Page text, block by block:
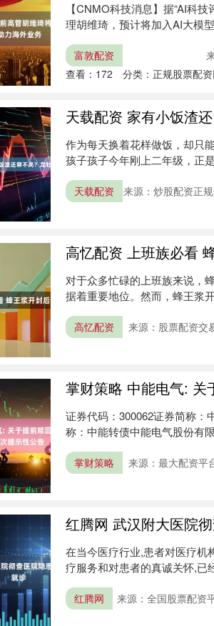
【CNMO科技消息】据“AI科
理胡维琦，预计将加入AI大模
富敦配资
查看： 172 分类： 正规股票配
天载配资 家有小饭渣
作为每天换着花样做饭，却只
孩子孩子今年刚上二年级，正
天载配资 来源：炒股配资正
高忆配资 上班族必看
对于众多忙碌的上班族来说，
据着重要地位。然而，蜂王浆
高忆配资 来源：股票配资交
掌财策略 中能电气: 关
证券代码：300062证券简称：
称：中能转债中能电气股份有
掌财策略 来源：最大配资平
红腾网 武汉附大医院
在当今医疗行业,患者对医疗机
疗服务和对患者的真诚关怀,已
红腾网 来源：全国股票配资